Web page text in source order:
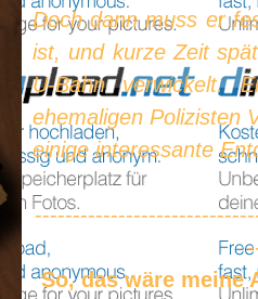
Doch dann muss er
ist, und kurze Zeit
U-Bahn verwickelt.
ehemaligen Polizisten
einige interessante
So, das wäre meine